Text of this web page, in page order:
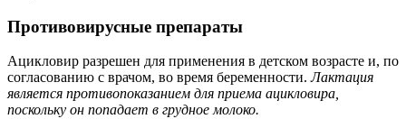
Противовирусные препараты
Ацикловир разрешен для применения в детском возрасте и, по
согласованию с врачом, во время беременности.Лактация
является противопоказанием для приема ацикловира,
поскольку он попадает в грудное молоко.